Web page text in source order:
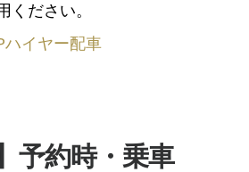
ください。
ハイヤー配車
予約時・乗車